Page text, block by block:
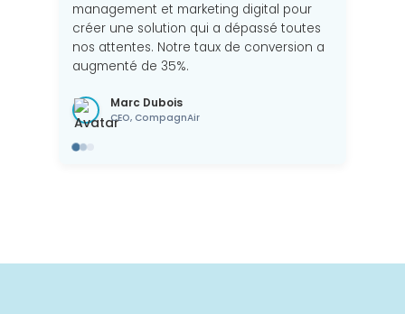
management et marketing digital pour
créer une solution qui a dépassé toutes
nos attentes. Notre taux de conversion a
augmenté de 35%.
Marc Dubois
CEO, CompagnAir